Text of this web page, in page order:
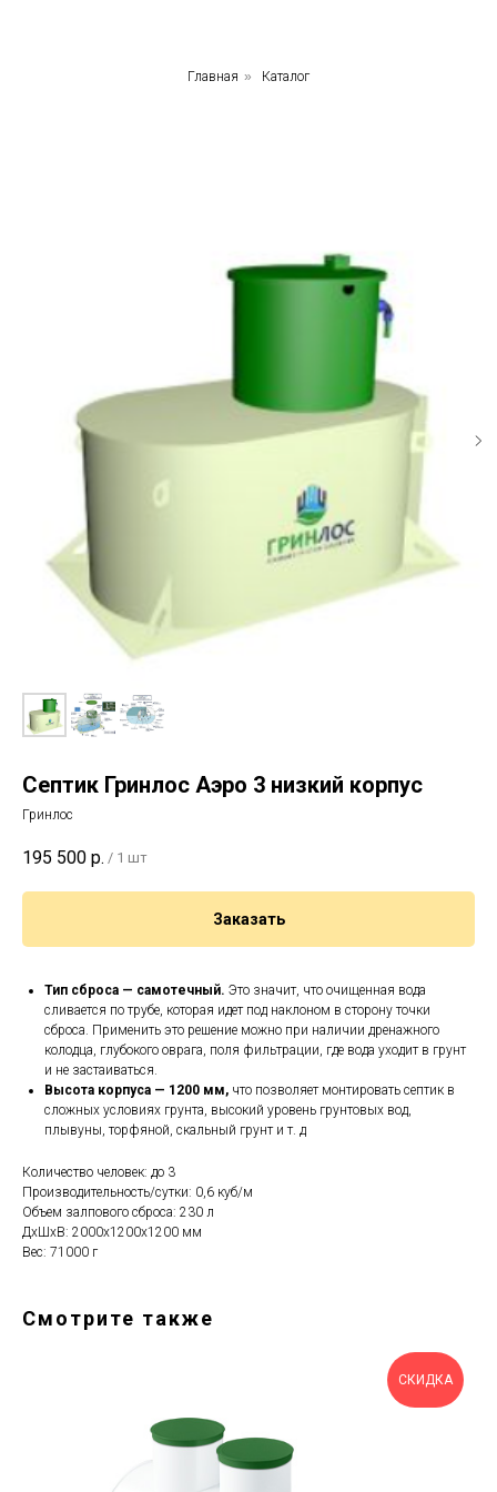
Главная » Каталог
Септик Гринлос Аэро 3 низкий корпус
Гринлос
195 500 р. / 1 шт
Заказать
Тип сброса — самотечный. Это значит, что очищенная вода
сливается по трубе, которая идет под наклоном в сторону точки
сброса. Применить это решение можно при наличии дренажного
колодца, глубокого оврага, поля фильтрации, где вода уходит в грунт
и не застаиваться.
Высота корпуса — 1200 мм, что позволяет монтировать септик в
сложных условиях грунта, высокий уровень грунтовых вод,
плывуны, торфяной, скальный грунт и т. д
Количество человек: до 3
Производительность/сутки: 0,6 куб/м
Объем залпового сброса: 230 л
ДxШxВ: 2000x1200x1200 мм
Вес: 71000 г
Смотрите также
СКИДКА